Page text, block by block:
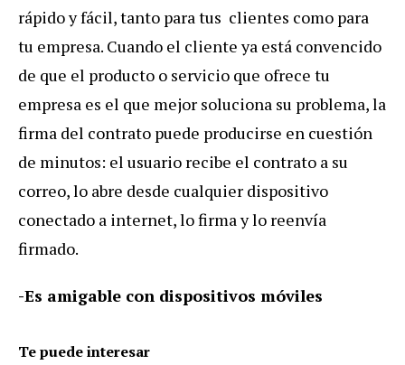
rápido y fácil, tanto para tus clientes como para
tu empresa. Cuando el cliente ya está convencido
de que el producto o servicio que ofrece tu
empresa es el que mejor soluciona su problema, la
firma del contrato puede producirse en cuestión
de minutos: el usuario recibe el contrato a su
correo, lo abre desde cualquier dispositivo
conectado a internet, lo firma y lo reenvía
firmado.
-Es amigable con dispositivos móviles
Te puede interesar